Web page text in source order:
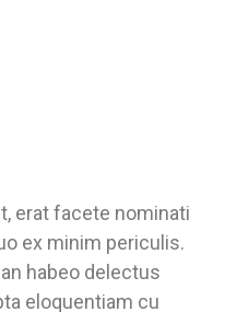
erat facete nominati
ex minim periculis.
habeo delectus
eloquentiam cu